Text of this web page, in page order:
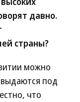
давно.
страны?
можно
выдаются под
что